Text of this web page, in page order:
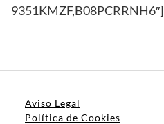
9351KMZF,B08PCRRNH6″]
Aviso Legal
Política de Cookies